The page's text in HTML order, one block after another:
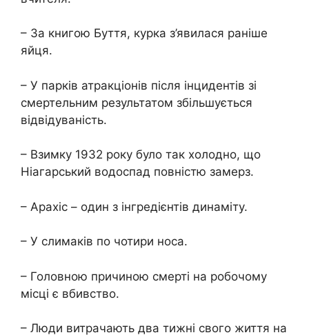
– За книгою Буття, курка з’явилася раніше
яйця.
– У парків атракціонів після інцидентів зі
смертельним результатом збільшується
відвідуваність.
– Взимку 1932 року було так холодно, що
Ніагарський водоспад повністю замерз.
– Арахіс – один з інгредієнтів динаміту.
– У слимаків по чотири носа.
– Головною причиною смерті на робочому
місці є вбивство.
– Люди витрачають два тижні свого життя на